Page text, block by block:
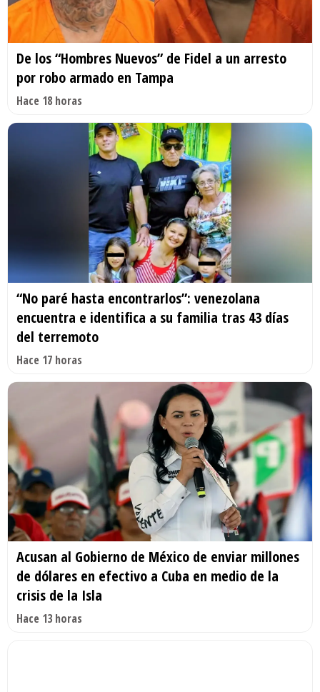
De los “Hombres Nuevos” de Fidel a un arresto
por robo armado en Tampa
Hace 18 horas
“No paré hasta encontrarlos”: venezolana
encuentra e identifica a su familia tras 43 días
del terremoto
Hace 17 horas
Acusan al Gobierno de México de enviar millones
de dólares en efectivo a Cuba en medio de la
crisis de la Isla
Hace 13 horas